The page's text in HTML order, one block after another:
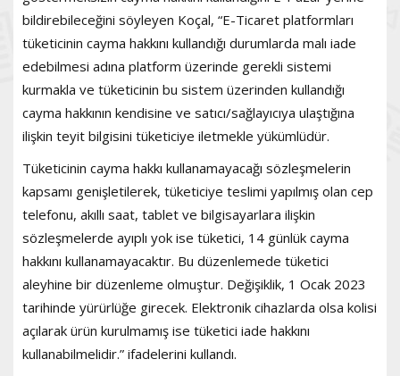
bildirebileceğini söyleyen Koçal, “E-Ticaret platformları
tüketicinin cayma hakkını kullandığı durumlarda malı iade
edebilmesi adına platform üzerinde gerekli sistemi
kurmakla ve tüketicinin bu sistem üzerinden kullandığı
cayma hakkının kendisine ve satıcı/sağlayıcıya ulaştığına
ilişkin teyit bilgisini tüketiciye iletmekle yükümlüdür.
Tüketicinin cayma hakkı kullanamayacağı sözleşmelerin
kapsamı genişletilerek, tüketiciye teslimi yapılmış olan cep
telefonu, akıllı saat, tablet ve bilgisayarlara ilişkin
sözleşmelerde ayıplı yok ise tüketici, 14 günlük cayma
hakkını kullanamayacaktır. Bu düzenlemede tüketici
aleyhine bir düzenleme olmuştur. Değişiklik, 1 Ocak 2023
tarihinde yürürlüğe girecek. Elektronik cihazlarda olsa kolisi
açılarak ürün kurulmamış ise tüketici iade hakkını
kullanabilmelidir.” ifadelerini kullandı.